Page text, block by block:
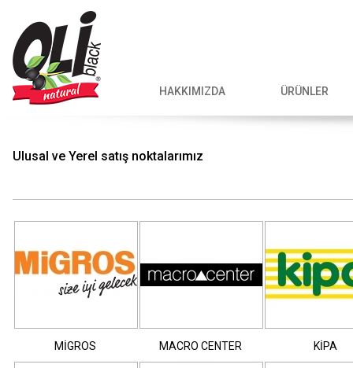
HAKKIMIZDA ÜRÜNLER
Ulusal ve Yerel satış noktalarımız
MİGROS MACRO CENTER KİPA